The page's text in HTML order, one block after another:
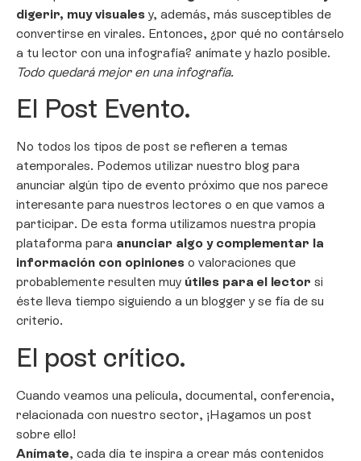
digerir, muy visuales y, además, más susceptibles de
convertirse en virales. Entonces, ¿por qué no contárselo
a tu lector con una infografía? anímate y hazlo posible.
Todo quedará mejor en una infografía.
El Post Evento.
No todos los tipos de post se refieren a temas
atemporales. Podemos utilizar nuestro blog para
anunciar algún tipo de evento próximo que nos parece
interesante para nuestros lectores o en que vamos a
participar. De esta forma utilizamos nuestra propia
plataforma para anunciar algo y complementar la
información con opiniones o valoraciones que
probablemente resulten muy útiles para el lector si
éste lleva tiempo siguiendo a un blogger y se fía de su
criterio.
El post crítico.
Cuando veamos una película, documental, conferencia,
relacionada con nuestro sector, ¡Hagamos un post
sobre ello!
Anímate, cada día te inspira a crear más contenidos